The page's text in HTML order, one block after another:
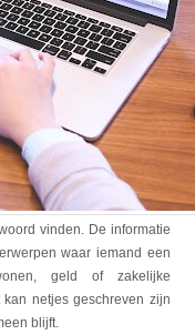
vinden. De informatie
waar iemand een
geld of zakelijke
netjes geschreven zijn
blijft.